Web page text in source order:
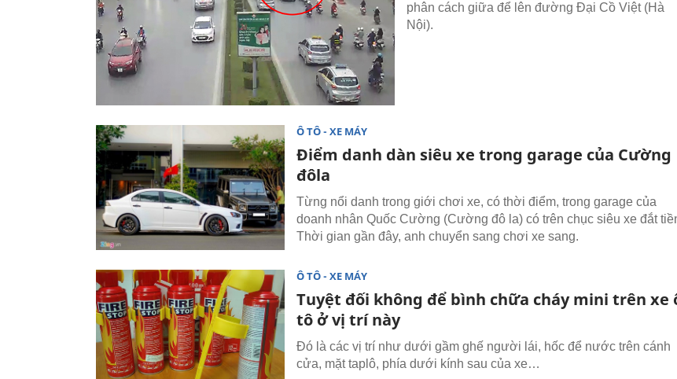
phân cách giữa để lên đường Đại Cồ Việt (Hà
Nội).
Ô TÔ - XE MÁY
Điểm danh dàn siêu xe trong garage của Cường
đôla
Từng nổi danh trong giới chơi xe, có thời điểm, trong garage của
doanh nhân Quốc Cường (Cường đô la) có trên chục siêu xe đắt
Thời gian gần đây, anh chuyển sang chơi xe sang.
Ô TÔ - XE MÁY
Tuyệt đối không để bình chữa cháy mini trên xe
tô ở vị trí này
Đó là các vị trí như dưới gầm ghế người lái, hốc để nước trên cánh
cửa, mặt taplô, phía dưới kính sau của xe…